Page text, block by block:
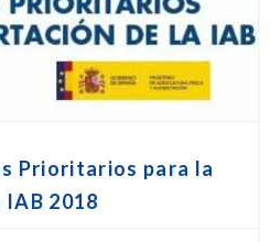
Prioritarios para la
2018